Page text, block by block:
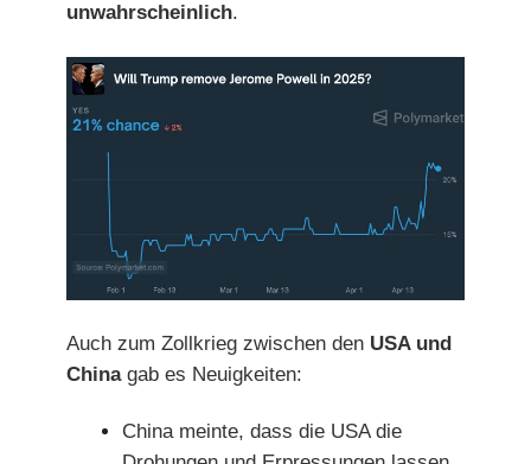
unwahrscheinlich.
Auch zum Zollkrieg zwischen den USA und
Chinagab es Neuigkeiten:
China meinte, dass die USA die